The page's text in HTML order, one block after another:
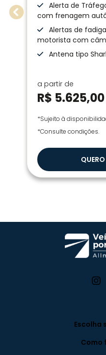
Alerta de
com frenagem
Alertas de
motorista com
Antena tipo
a partir de
R$ 5.625,00
*Sujeito à
*Consulte condições.
Previous
Escolha
Como